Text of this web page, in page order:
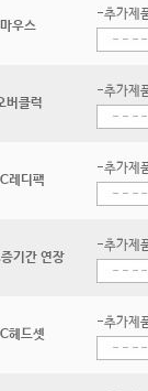
마우스
-추가제
버클럭
-추가제
레디팩
-추가제
기간 연장
-추가제
헤드셋
-추가제